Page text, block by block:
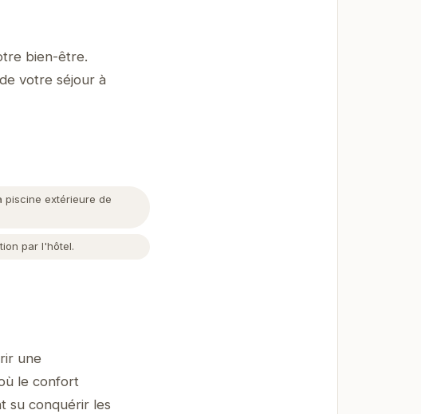
bien-être.
votre séjour à
piscine extérieure de
par l'hôtel.
une
le confort
su conquérir les